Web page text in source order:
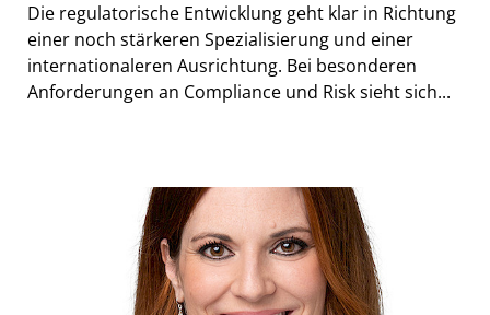
Die regulatorische Entwicklung geht klar in Richtung
einer noch stärkeren Spezialisierung und einer
internationaleren Ausrichtung. Bei besonderen
Anforderungen an Compliance und Risk sieht sich...